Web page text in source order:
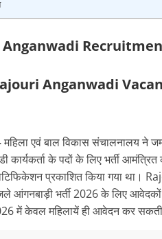
Anganwadi
महिला एवं बाल विकास संचालनालय ने
कार्यकर्ता के पदों के लिए भर्ती
प्रकाशित किया गया था।
आंगनबाड़ी भर्ती 2026 के लिए
में केवल महिलायें ही आवेदन कर